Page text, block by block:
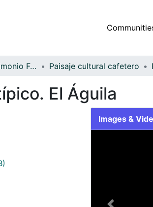
Archivo del Patrimonio Fotográfico y Fílmico del Valle del Cauca Paisaje cultural cafetero
El Águila
Images &